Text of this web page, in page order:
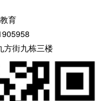
育
方街九栋三楼